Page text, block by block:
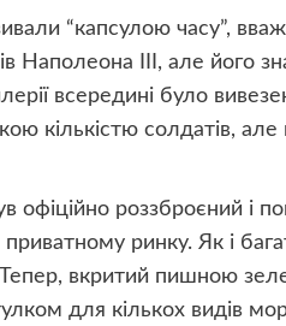
“капсулою часу”,
Наполеона III, але його
всередині було
кількістю солдатів,
офіційно роззброєний і
ринку. Як і
вкритий пишною
для кількох видів